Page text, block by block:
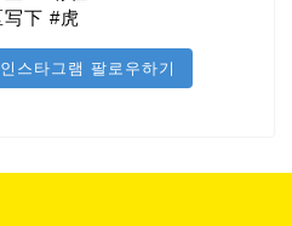
인스타그램 팔로우하기